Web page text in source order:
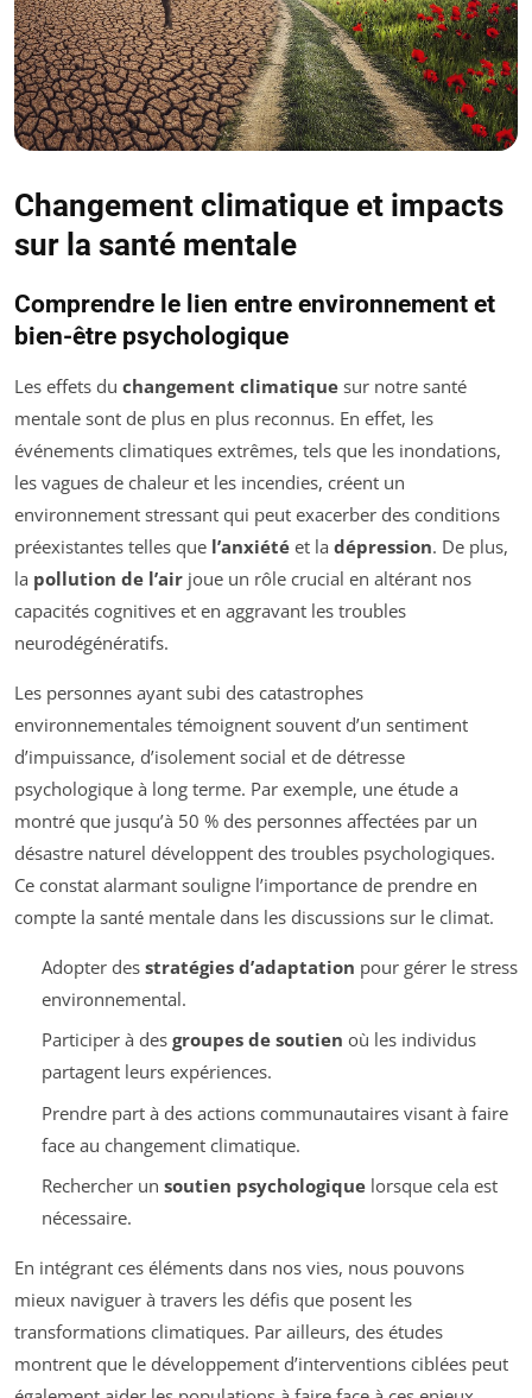
Changement climatique et impacts
sur la santé mentale
Comprendre le lien entre environnement et
bien-être psychologique
Les effets du changement climatique sur notre santé
mentale sont de plus en plus reconnus. En effet, les
événements climatiques extrêmes, tels que les inondations,
les vagues de chaleur et les incendies, créent un
environnement stressant qui peut exacerber des conditions
préexistantes telles que l’anxiété et la dépression. De plus,
la pollution de l’air joue un rôle crucial en altérant nos
capacités cognitives et en aggravant les troubles
neurodégénératifs.
Les personnes ayant subi des catastrophes
environnementales témoignent souvent d’un sentiment
d’impuissance, d’isolement social et de détresse
psychologique à long terme. Par exemple, une étude a
montré que jusqu’à 50 % des personnes affectées par un
désastre naturel développent des troubles psychologiques.
Ce constat alarmant souligne l’importance de prendre en
compte la santé mentale dans les discussions sur le climat.
Adopter des stratégies d’adaptation pour gérer le stress
environnemental.
Participer à des groupes de soutien où les individus
partagent leurs expériences.
Prendre part à des actions communautaires visant à faire
face au changement climatique.
Rechercher un soutien psychologiquelorsque cela est
nécessaire.
En intégrant ces éléments dans nos vies, nous pouvons
mieux naviguer à travers les défis que posent les
transformations climatiques. Par ailleurs, des études
montrent que le développement d’interventions ciblées peut